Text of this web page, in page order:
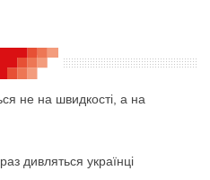
не на швидкості, а на
дивляться українці